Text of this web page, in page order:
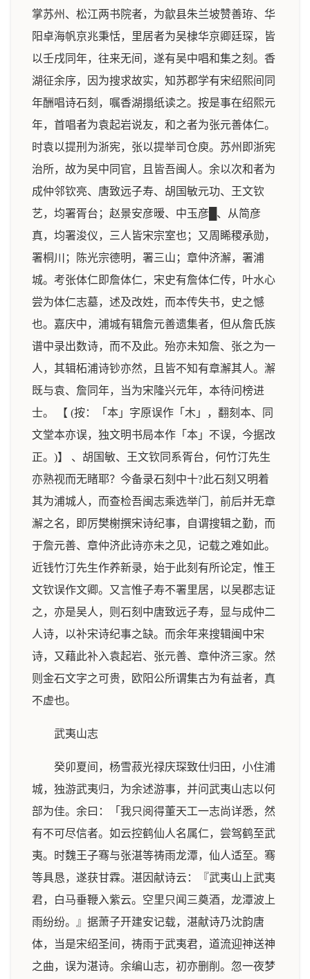
掌苏州、松江两书院者，为歙县朱兰坡赞善珔、华
阳卓海帆京兆秉恬，里居者为吴棣华京卿廷琛，皆
以壬戌同年，往来无间，遂有吴中唱和集之刻。香
湖征余序，因为搜求故实，知苏郡学有宋绍熙间同
年酬唱诗石刻，嘱香湖搨纸读之。按是事在绍熙元
年，首唱者为袁起岩说友，和之者为张元善体仁。
时袁以提刑为浙宪，张以提举司仓庾。苏州即浙宪
治所，故为吴中同官，且皆吾闽人。余以次和者为
成仲邻钦亮、唐致远子寿、胡国敏元功、王文钦
艺，均署胥台；赵景安彦暧、中玉彦█、从简彦
真，均署浚仪，三人皆宋宗室也；又周睎稷承勋，
署桐川；陈光宗德明，署三山；章仲济澥，署浦
城。考张体仁即詹体仁，宋史有詹体仁传，叶水心
尝为体仁志墓，述及改姓，而本传失书，史之憾
也。嘉庆中，浦城有辑詹元善遗集者，但从詹氏族
谱中录出数诗，而不及此。殆亦未知詹、张之为一
人，其辑柘浦诗钞亦然，且皆不知有章澥其人。澥
既与袁、詹同年，当为宋隆兴元年，本待问榜进
士。 【 (按：「本」字原误作「木」，翻刻本、同
文堂本亦误，独文明书局本作「本」不误，今据改
正。)】 、胡国敏、王文钦同系胥台，何竹汀先生
亦熟视而无睹耶？今备录石刻中十?此石刻又明着
其为浦城人，而查检吾闽志乘选举门，前后并无章
澥之名，即厉樊榭撰宋诗纪事，自谓搜辑之勤，而
于詹元善、章仲济此诗亦未之见，记载之难如此。
近钱竹汀先生作养新录，始于此刻有所论定，惟王
文钦误作文卿。又言惟子寿不署里居，以吴郡志证
之，亦是吴人，则石刻中唐致远子寿，显与成仲二
人诗，以补宋诗纪事之缺。而余年来搜辑闽中宋
诗，又藉此补入袁起岩、张元善、章仲济三家。然
则金石文字之可贵，欧阳公所谓集古为有益者，真
不虚也。
武夷山志
癸卯夏间，杨雪菽光禄庆琛致仕归田，小住浦
城，独游武夷归，为余述游事，并问武夷山志以何
部为佳。余曰：「我只阅得董天工一志尚详悉，然
有不可尽信者。如云控鹤仙人名属仁，尝驾鹤至武
夷。时魏王子骞与张湛等祷雨龙潭，仙人适至。骞
等具恳，遂获甘霖。湛因献诗云：『武夷山上武夷
君，白马垂鞭入紫云。空里只闻三奠酒，龙潭波上
雨纷纷。』据萧子开建安记载，湛献诗乃沈韵唐
体，当是宋绍圣间，祷雨于武夷君，道流迎神送神
之曲，误为湛诗。余编山志，初亦删削。忽一夜梦